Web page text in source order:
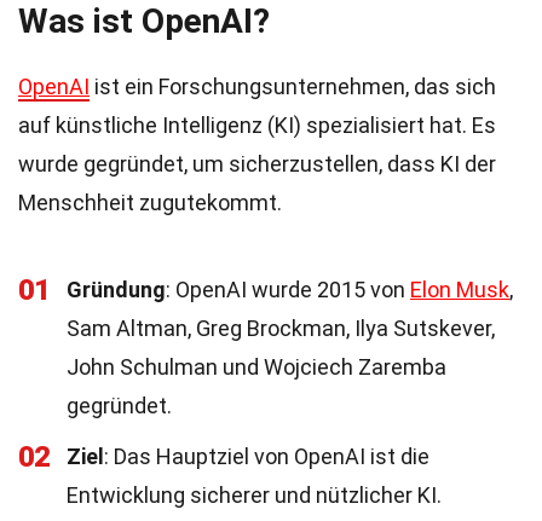
Was ist OpenAI?
OpenAI ist ein Forschungsunternehmen, das sich
auf künstliche Intelligenz (KI) spezialisiert hat. Es
wurde gegründet, um sicherzustellen, dass KI der
Menschheit zugutekommt.
01 Gründung: OpenAI wurde 2015 von Elon Musk,
Sam Altman, Greg Brockman, Ilya Sutskever,
John Schulman und Wojciech Zaremba
gegründet.
02 Ziel : Das Hauptziel von OpenAI ist die
Entwicklung sicherer und nützlicher KI.